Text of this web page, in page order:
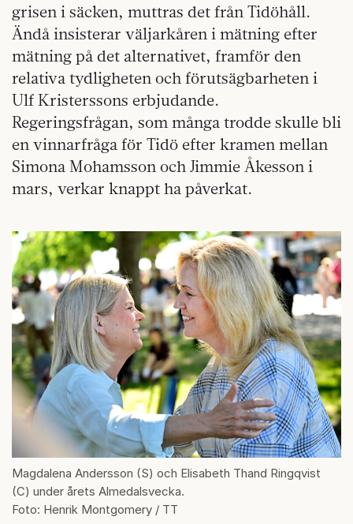
grisen i säcken, muttras det från Tidöhåll.
Ändå insisterar väljarkåren i mätning efter
mätning på det alternativet, framför den
relativa tydligheten och förutsägbarheten i
Ulf Kristerssons erbjudande.
Regeringsfrågan, som många trodde skulle bli
en vinnarfråga för Tidö efter kramen mellan
Simona Mohamsson och Jimmie Åkesson i
mars, verkar knappt ha påverkat.
Magdalena Andersson (S) och Elisabeth Thand Ringqvist
(C) under årets Almedalsvecka.
Foto: Henrik Montgomery / TT